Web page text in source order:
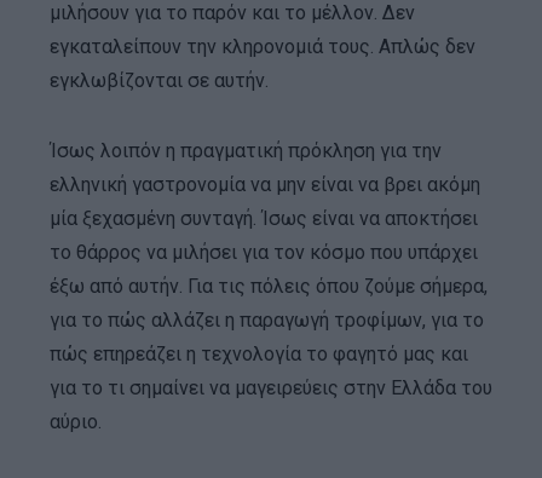
μιλήσουν για το παρόν και το μέλλον. Δεν
εγκαταλείπουν την κληρονομιά τους. Απλώς δεν
εγκλωβίζονται σε αυτήν.
Ίσως λοιπόν η πραγματική πρόκληση για την
ελληνική γαστρονομία να μην είναι να βρει ακόμη
μία ξεχασμένη συνταγή. Ίσως είναι να αποκτήσει
το θάρρος να μιλήσει για τον κόσμο που υπάρχει
έξω από αυτήν. Για τις πόλεις όπου ζούμε σήμερα,
για το πώς αλλάζει η παραγωγή τροφίμων, για το
πώς επηρεάζει η τεχνολογία το φαγητό μας και
για το τι σημαίνει να μαγειρεύεις στην Ελλάδα του
αύριο.